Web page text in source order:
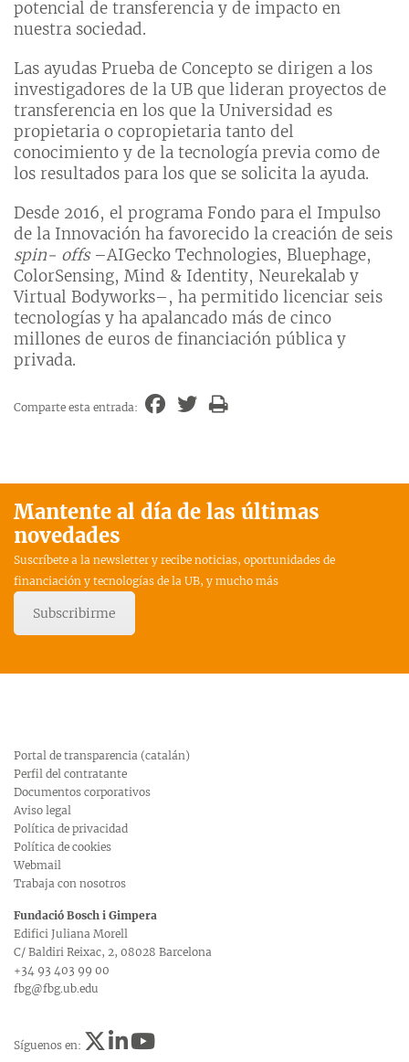
potencial de transferencia y de impacto en
nuestra sociedad.
Las ayudas Prueba de Concepto se dirigen a los
investigadores de la UB que lideran proyectos de
transferencia en los que la Universidad es
propietaria o copropietaria tanto del
conocimiento y de la tecnología previa como de
los resultados para los que se solicita la ayuda.
Desde 2016, el programa Fondo para el Impulso
de la Innovación ha favorecido la creación de seis
spin- offs –AIGecko Technologies, Bluephage,
ColorSensing, Mind & Identity, Neurekalab y
Virtual Bodyworks–, ha permitido licenciar seis
tecnologías y ha apalancado más de cinco
millones de euros de financiación pública y
privada.
Comparte esta entrada:
Mantente al día de las últimas
novedades
Suscríbete a la newsletter y recibe noticias, oportunidades de
financiación y tecnologías de la UB, y mucho más
Subscribirme
Portal de transparencia (catalán)
Perfil del contratante
Documentos corporativos
Aviso legal
Política de privacidad
Política de cookies
Webmail
Trabaja con nosotros
Fundació Bosch i Gimpera
Edifici Juliana Morell
C/ Baldiri Reixac, 2, 08028 Barcelona
+34 93 403 99 00
fbg@fbg.ub.edu
Síguenos en: